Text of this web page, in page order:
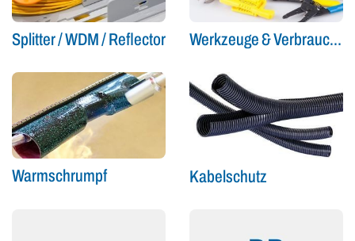
Splitter / WDM / Reflector Werkzeuge & Verbrauchsmaterial
Warmschrumpf Kabelschutz